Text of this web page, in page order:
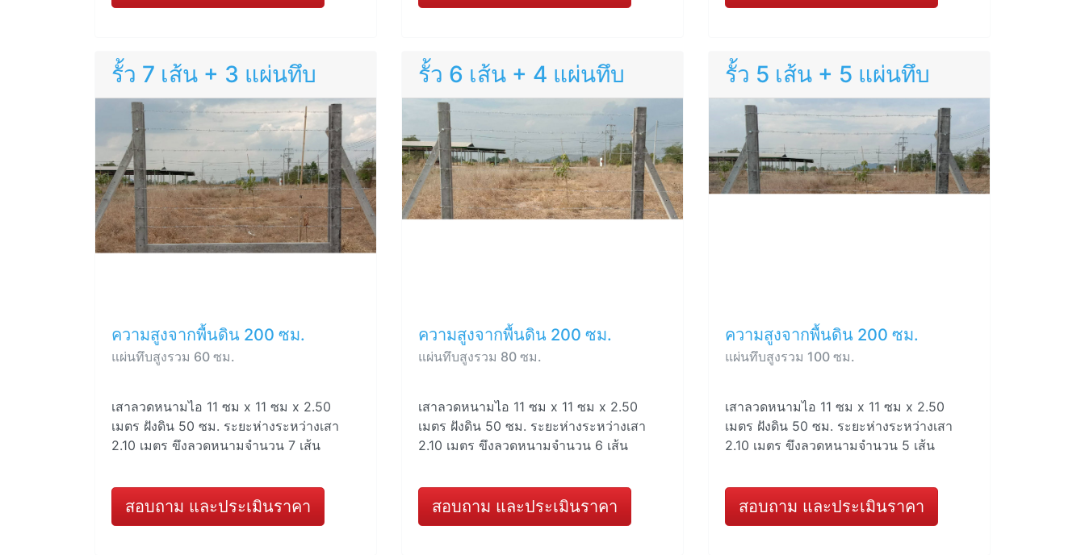
รั้ว 7 เส้น + 3 แผ่นทึบ
ความสูงจากพื้นดิน 200 ซม.
แผ่นทึบสูงรวม 60 ซม.
เสาลวดหนามไอ 11 ซม x 11 ซม x 2.50
เมตร ฝังดิน 50 ซม. ระยะห่างระหว่างเสา
2.10 เมตร ขึงลวดหนามจำนวน 7 เส้น
สอบถาม และประเมินราคา
รั้ว 6 เส้น + 4 แผ่นทึบ
ความสูงจากพื้นดิน 200 ซม.
แผ่นทึบสูงรวม 80 ซม.
เสาลวดหนามไอ 11 ซม x 11 ซม x 2.50
เมตร ฝังดิน 50 ซม. ระยะห่างระหว่างเสา
2.10 เมตร ขึงลวดหนามจำนวน 6 เส้น
สอบถาม และประเมินราคา
รั้ว 5 เส้น + 5 แผ่นทึบ
ความสูงจากพื้นดิน 200 ซม.
แผ่นทึบสูงรวม 100 ซม.
เสาลวดหนามไอ 11 ซม x 11 ซม x 2.50
เมตร ฝังดิน 50 ซม. ระยะห่างระหว่างเสา
2.10 เมตร ขึงลวดหนามจำนวน 5 เส้น
สอบถาม และประเมินราคา